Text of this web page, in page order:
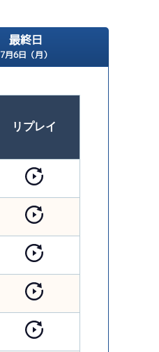
最終日
7月6日（月）
リプレイ